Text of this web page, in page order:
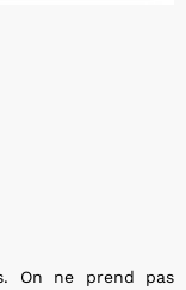
On ne prend pas